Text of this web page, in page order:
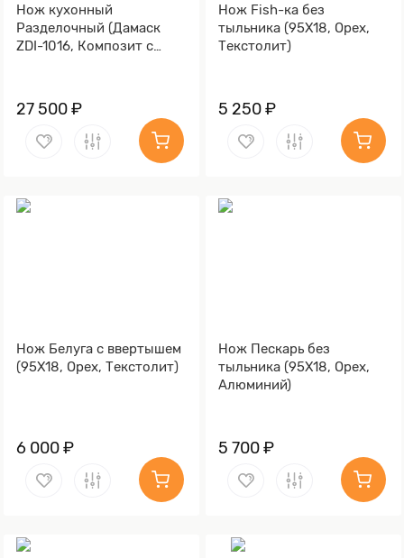
Нож кухонный
Разделочный (Дамаск
ZDI-1016, Композит с
27 500 ₽
Нож Fish-ка без
тыльника (95Х18, Орех,
Текстолит)
5 250 ₽
Нож Белуга с ввертышем
(95Х18, Орех, Текстолит)
6 000 ₽
Нож Пескарь без
тыльника (95Х18, Орех,
Алюминий)
5 700 ₽